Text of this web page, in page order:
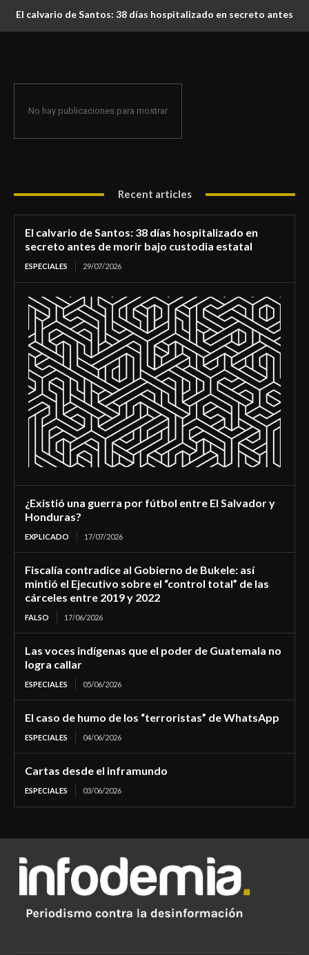
El calvario de Santos: 38 días hospitalizado en secreto antes
No hay publicaciones para mostrar
Recent articles
El calvario de Santos: 38 días hospitalizado en
secreto antes de morir bajo custodia estatal
ESPECIALES 29/07/2026
¿Existió una guerra por fútbol entre El Salvador y
Honduras?
EXPLICADO 17/07/2026
Fiscalía contradice al Gobierno de Bukele: así
mintió el Ejecutivo sobre el “control total” de las
cárceles entre 2019 y 2022
FALSO 17/06/2026
Las voces indígenas que el poder de Guatemala no
logra callar
ESPECIALES 05/06/2026
El caso de humo de los “terroristas” de WhatsApp
ESPECIALES 04/06/2026
Cartas desde el inframundo
ESPECIALES 03/06/2026